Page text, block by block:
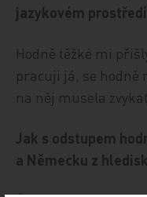
jazykovém
Hodně těžké mi
pracuji já, se hodně
na něj musela
Jak s odstupem
a Německu z